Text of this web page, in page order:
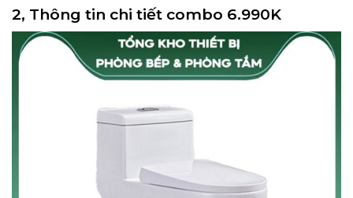
2, Thông tin chi tiết combo 6.990K